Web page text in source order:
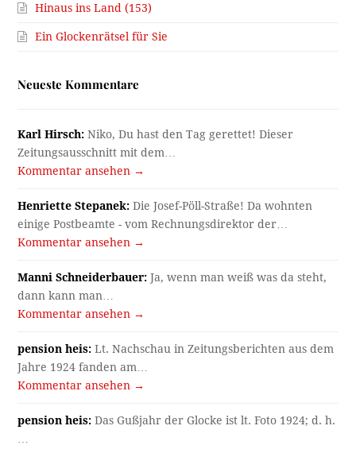
Hinaus ins Land (153)
Ein Glockenrätsel für Sie
Neueste Kommentare
Karl Hirsch: Niko, Du hast den Tag gerettet! Dieser
Zeitungsausschnitt mit dem…
Kommentar ansehen →
Henriette Stepanek: Die Josef-Pöll-Straße! Da wohnten
einige Postbeamte - vom Rechnungsdirektor der…
Kommentar ansehen →
Manni Schneiderbauer: Ja, wenn man weiß was da steht,
dann kann man…
Kommentar ansehen →
pension heis: Lt. Nachschau in Zeitungsberichten aus dem
Jahre 1924 fanden am…
Kommentar ansehen →
pension heis: Das Gußjahr der Glocke ist lt. Foto 1924; d. h.